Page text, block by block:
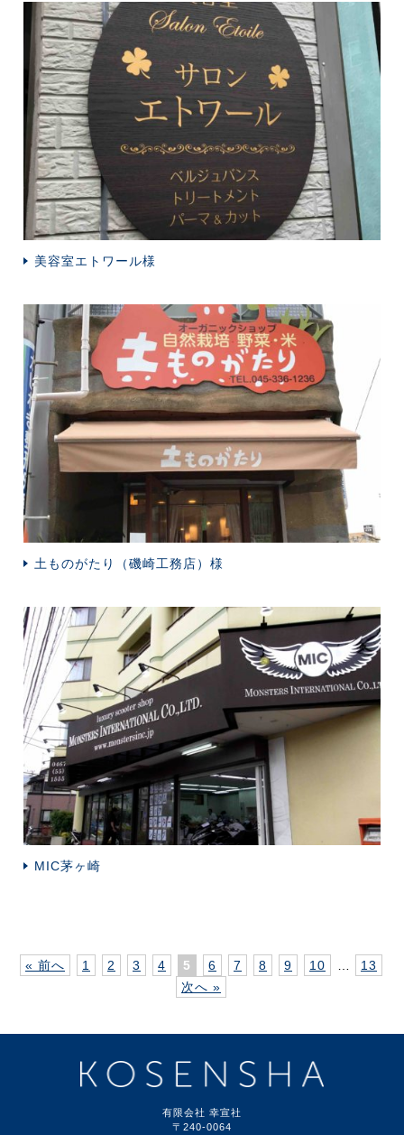
美容室エトワール様
土ものがたり（磯崎工務店）様
MIC茅ヶ崎
« 前へ 1 2 3 4 5 6 7 8 9 10
13
次へ »
有限会社 幸宣社
〒240-0064